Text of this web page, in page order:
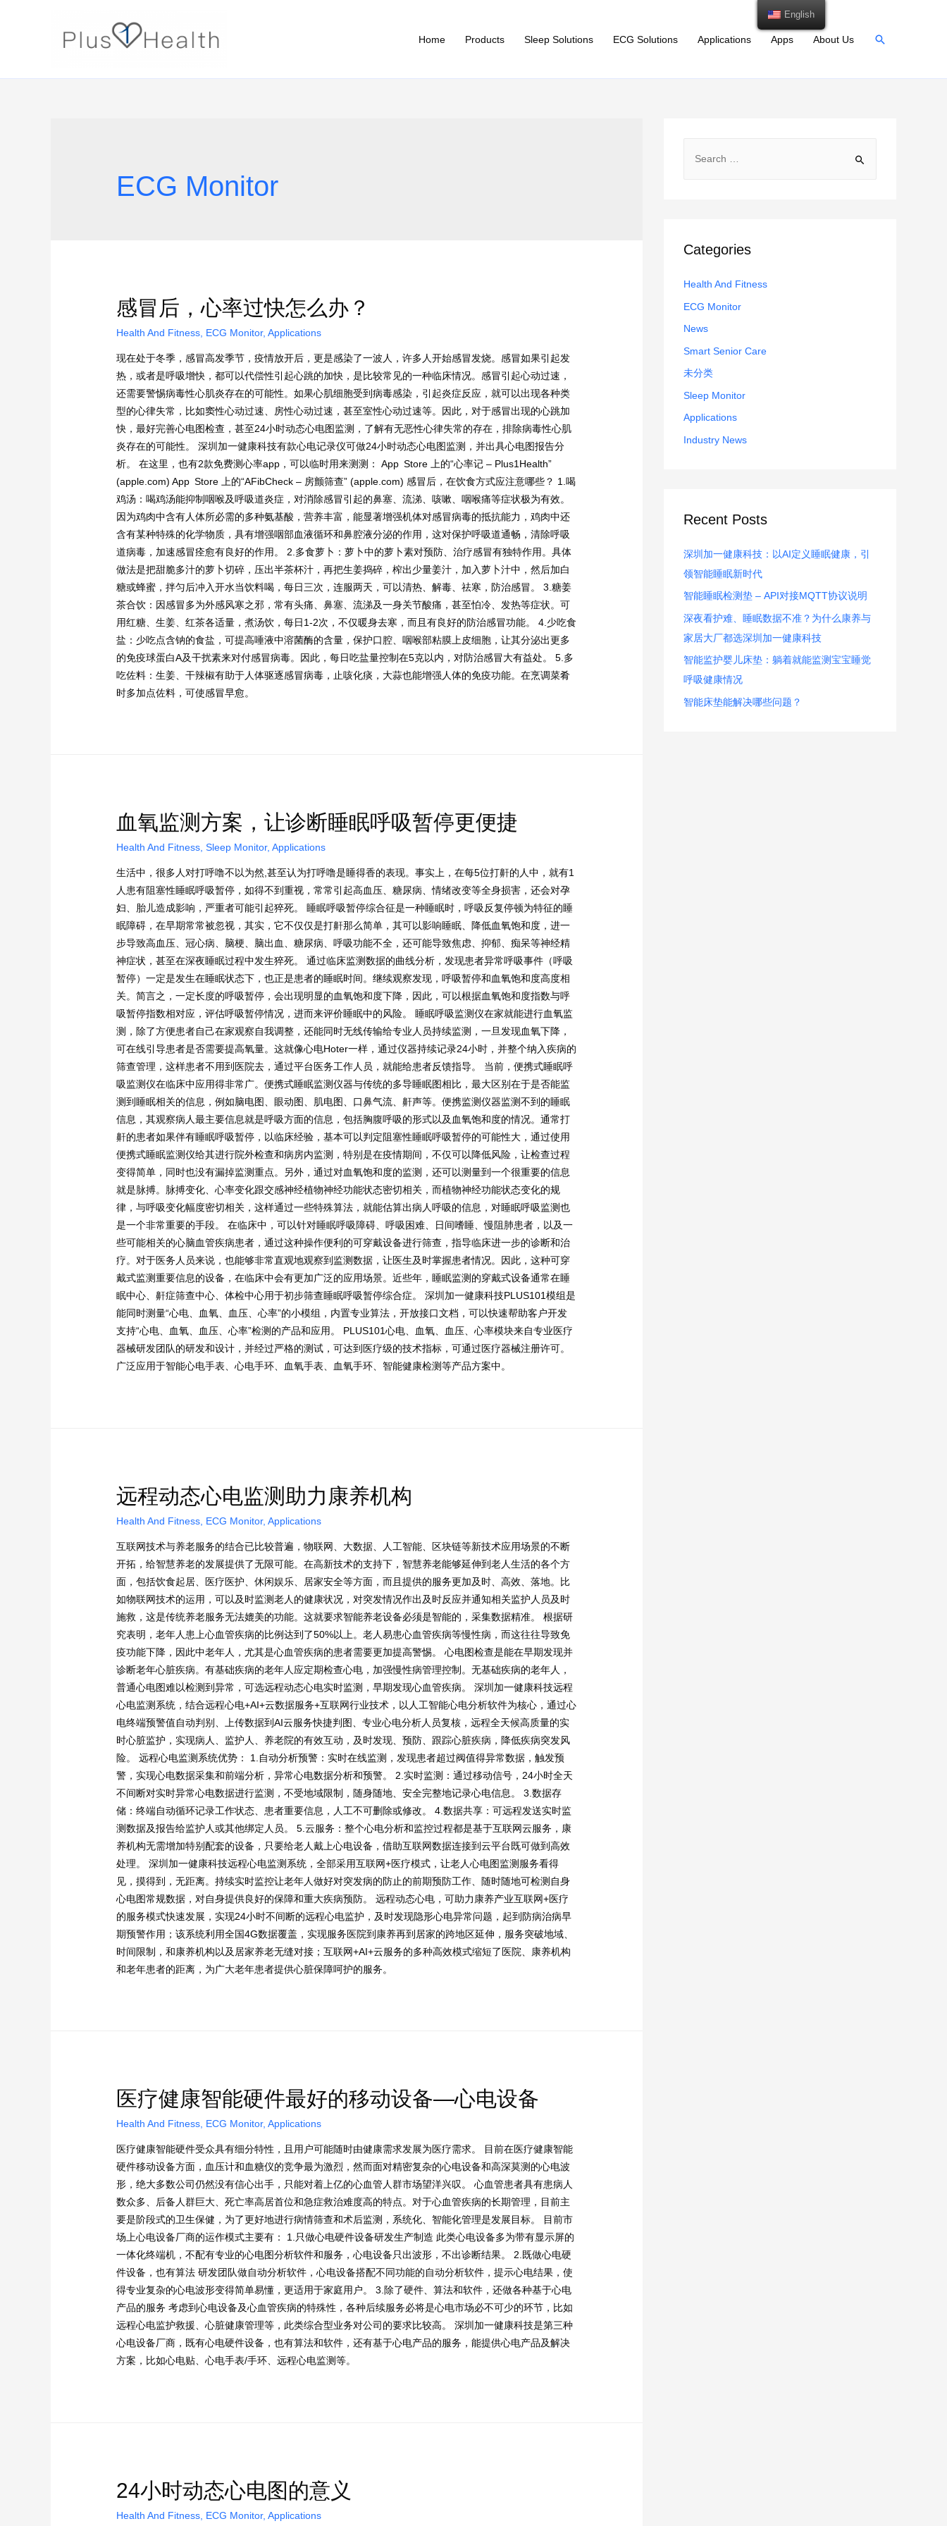
Home Products Sleep Solutions ECG Solutions Applications Apps About Us Search
ECG Monitor
感冒后，心率过快怎么办？
Health And Fitness ECG Monitor,Applications
现在处于冬季，感冒高发季节，疫情放开后，更是感染了一波人，许多人开始感冒发烧。感冒如果引起发
热，或者是呼吸增快，都可以代偿性引起心跳的加快，是比较常见的一种临床情况。感冒引起心动过速，
还需要警惕病毒性心肌炎存在的可能性。如果心肌细胞受到病毒感染，引起炎症反应，就可以出现各种类
型的心律失常，比如窦性心动过速、房性心动过速，甚至室性心动过速等。因此，对于感冒出现的心跳加
快，最好完善心电图检查，甚至24小时动态心电图监测，了解有无恶性心律失常的存在，排除病毒性心肌
炎存在的可能性。 深圳加一健康科技有款心电记录仪可做24小时动态心电图监测，并出具心电图报告分
析。 在这里，也有2款免费测心率app，可以临时用来测测： App Store 上的“心率记 – Plus1Health”
(apple.com) App Store 上的“AFibCheck – 房颤筛查” (apple.com) 感冒后，在饮食方式应注意哪些？ 1.喝
鸡汤：喝鸡汤能抑制咽喉及呼吸道炎症，对消除感冒引起的鼻塞、流涕、咳嗽、咽喉痛等症状极为有效。
因为鸡肉中含有人体所必需的多种氨基酸，营养丰富，能显著增强机体对感冒病毒的抵抗能力，鸡肉中还
含有某种特殊的化学物质，具有增强咽部血液循环和鼻腔液分泌的作用，这对保护呼吸道通畅，清除呼吸
道病毒，加速感冒痊愈有良好的作用。 2.多食萝卜：萝卜中的萝卜素对预防、治疗感冒有独特作用。具体
做法是把甜脆多汁的萝卜切碎，压出半茶杯汁，再把生姜捣碎，榨出少量姜汁，加入萝卜汁中，然后加白
糖或蜂蜜，拌匀后冲入开水当饮料喝，每日三次，连服两天，可以清热、解毒、祛寒，防治感冒。 3.糖姜
茶合饮：因感冒多为外感风寒之邪，常有头痛、鼻塞、流涕及一身关节酸痛，甚至怕冷、发热等症状。可
用红糖、生姜、红茶各适量，煮汤饮，每日1-2次，不仅暖身去寒，而且有良好的防治感冒功能。 4.少吃食
盐：少吃点含钠的食盐，可提高唾液中溶菌酶的含量，保护口腔、咽喉部粘膜上皮细胞，让其分泌出更多
的免疫球蛋白A及干扰素来对付感冒病毒。因此，每日吃盐量控制在5克以内，对防治感冒大有益处。 5.多
吃佐料：生姜、干辣椒有助于人体驱逐感冒病毒，止咳化痰，大蒜也能增强人体的免疫功能。在烹调菜肴
时多加点佐料，可使感冒早愈。
血氧监测方案，让诊断睡眠呼吸暂停更便捷
Health And Fitness,Sleep Monitor,Applications
生活中，很多人对打呼噜不以为然,甚至认为打呼噜是睡得香的表现。事实上，在每5位打鼾的人中，就有1
人患有阻塞性睡眠呼吸暂停，如得不到重视，常常引起高血压、糖尿病、情绪改变等全身损害，还会对孕
妇、胎儿造成影响，严重者可能引起猝死。 睡眠呼吸暂停综合征是一种睡眠时，呼吸反复停顿为特征的睡
眠障碍，在早期常常被忽视，其实，它不仅仅是打鼾那么简单，其可以影响睡眠、降低血氧饱和度，进一
步导致高血压、冠心病、脑梗、脑出血、糖尿病、呼吸功能不全，还可能导致焦虑、抑郁、痴呆等神经精
神症状，甚至在深夜睡眠过程中发生猝死。 通过临床监测数据的曲线分析，发现患者异常呼吸事件（呼吸
暂停）一定是发生在睡眠状态下，也正是患者的睡眠时间。继续观察发现，呼吸暂停和血氧饱和度高度相
关。简言之，一定长度的呼吸暂停，会出现明显的血氧饱和度下降，因此，可以根据血氧饱和度指数与呼
吸暂停指数相对应，评估呼吸暂停情况，进而来评价睡眠中的风险。 睡眠呼吸监测仪在家就能进行血氧监
测，除了方便患者自己在家观察自我调整，还能同时无线传输给专业人员持续监测，一旦发现血氧下降，
可在线引导患者是否需要提高氧量。这就像心电Hoter一样，通过仪器持续记录24小时，并整个纳入疾病的
筛查管理，这样患者不用到医院去，通过平台医务工作人员，就能给患者反馈指导。 当前，便携式睡眠呼
吸监测仪在临床中应用得非常广。便携式睡眠监测仪器与传统的多导睡眠图相比，最大区别在于是否能监
测到睡眠相关的信息，例如脑电图、眼动图、肌电图、口鼻气流、鼾声等。便携监测仪器监测不到的睡眠
信息，其观察病人最主要信息就是呼吸方面的信息，包括胸腹呼吸的形式以及血氧饱和度的情况。通常打
鼾的患者如果伴有睡眠呼吸暂停，以临床经验，基本可以判定阻塞性睡眠呼吸暂停的可能性大，通过使用
便携式睡眠监测仪给其进行院外检查和病房内监测，特别是在疫情期间，不仅可以降低风险，让检查过程
变得简单，同时也没有漏掉监测重点。另外，通过对血氧饱和度的监测，还可以测量到一个很重要的信息
就是脉搏。脉搏变化、心率变化跟交感神经植物神经功能状态密切相关，而植物神经功能状态变化的规
律，与呼吸变化幅度密切相关，这样通过一些特殊算法，就能估算出病人呼吸的信息，对睡眠呼吸监测也
是一个非常重要的手段。 在临床中，可以针对睡眠呼吸障碍、呼吸困难、日间嗜睡、慢阻肺患者，以及一
些可能相关的心脑血管疾病患者，通过这种操作便利的可穿戴设备进行筛查，指导临床进一步的诊断和治
疗。对于医务人员来说，也能够非常直观地观察到监测数据，让医生及时掌握患者情况。因此，这种可穿
戴式监测重要信息的设备，在临床中会有更加广泛的应用场景。近些年，睡眠监测的穿戴式设备通常在睡
眠中心、鼾症筛查中心、体检中心用于初步筛查睡眠呼吸暂停综合症。 深圳加一健康科技PLUS101模组是
能同时测量“心电、血氧、血压、心率”的小模组，内置专业算法，开放接口文档，可以快速帮助客户开发
支持“心电、血氧、血压、心率”检测的产品和应用。 PLUS101心电、血氧、血压、心率模块来自专业医疗
器械研发团队的研发和设计，并经过严格的测试，可达到医疗级的技术指标，可通过医疗器械注册许可。
广泛应用于智能心电手表、心电手环、血氧手表、血氧手环、智能健康检测等产品方案中。
远程动态心电监测助力康养机构
Health And Fitness ECG Monitor,Applications
互联网技术与养老服务的结合已比较普遍，物联网、大数据、人工智能、区块链等新技术应用场景的不断
开拓，给智慧养老的发展提供了无限可能。在高新技术的支持下，智慧养老能够延伸到老人生活的各个方
面，包括饮食起居、医疗医护、休闲娱乐、居家安全等方面，而且提供的服务更加及时、高效、落地。比
如物联网技术的运用，可以及时监测老人的健康状况，对突发情况作出及时反应并通知相关监护人员及时
施救，这是传统养老服务无法媲美的功能。这就要求智能养老设备必须是智能的，采集数据精准。 根据研
究表明，老年人患上心血管疾病的比例达到了50%以上。老人易患心血管疾病等慢性病，而这往往导致免
疫功能下降，因此中老年人，尤其是心血管疾病的患者需要更加提高警惕。 心电图检查是能在早期发现并
诊断老年心脏疾病。有基础疾病的老年人应定期检查心电，加强慢性病管理控制。无基础疾病的老年人，
普通心电图难以检测到异常，可选远程动态心电实时监测，早期发现心血管疾病。 深圳加一健康科技远程
心电监测系统，结合远程心电+AI+云数据服务+互联网行业技术，以人工智能心电分析软件为核心，通过心
电终端预警值自动判别、上传数据到AI云服务快捷判图、专业心电分析人员复核，远程全天候高质量的实
时心脏监护，实现病人、监护人、养老院的有效互动，及时发现、预防、跟踪心脏疾病，降低疾病突发风
险。 远程心电监测系统优势： 1.自动分析预警：实时在线监测，发现患者超过阀值得异常数据，触发预
警，实现心电数据采集和前端分析，异常心电数据分析和预警。 2.实时监测：通过移动信号，24小时全天
不间断对实时异常心电数据进行监测，不受地域限制，随身随地、安全完整地记录心电信息。 3.数据存
储：终端自动循环记录工作状态、患者重要信息，人工不可删除或修改。 4.数据共享：可远程发送实时监
测数据及报告给监护人或其他绑定人员。 5.云服务：整个心电分析和监控过程都是基于互联网云服务，康
养机构无需增加特别配套的设备，只要给老人戴上心电设备，借助互联网数据连接到云平台既可做到高效
处理。 深圳加一健康科技远程心电监测系统，全部采用互联网+医疗模式，让老人心电图监测服务看得
见，摸得到，无距离。持续实时监控让老年人做好对突发病的防止的前期预防工作、随时随地可检测自身
心电图常规数据，对自身提供良好的保障和重大疾病预防。 远程动态心电，可助力康养产业互联网+医疗
的服务模式快速发展，实现24小时不间断的远程心电监护，及时发现隐形心电异常问题，起到防病治病早
期预警作用；该系统利用全国4G数据覆盖，实现服务医院到康养再到居家的跨地区延伸，服务突破地域、
时间限制，和康养机构以及居家养老无缝对接；互联网+AI+云服务的多种高效模式缩短了医院、康养机构
和老年患者的距离，为广大老年患者提供心脏保障呵护的服务。
医疗健康智能硬件最好的移动设备—心电设备
Health And Fitness, ECG Monitor,Applications
医疗健康智能硬件受众具有细分特性，且用户可能随时由健康需求发展为医疗需求。 目前在医疗健康智能
硬件移动设备方面，血压计和血糖仪的竞争最为激烈，然而面对精密复杂的心电设备和高深莫测的心电波
形，绝大多数公司仍然没有信心出手，只能对着上亿的心血管人群市场望洋兴叹。 心血管患者具有患病人
数众多、后备人群巨大、死亡率高居首位和急症救治难度高的特点。对于心血管疾病的长期管理，目前主
要是阶段式的卫生保健，为了更好地进行病情筛查和术后监测，系统化、智能化管理是发展目标。 目前市
场上心电设备厂商的运作模式主要有： 1.只做心电硬件设备研发生产制造 此类心电设备多为带有显示屏的
一体化终端机，不配有专业的心电图分析软件和服务，心电设备只出波形，不出诊断结果。 2.既做心电硬
件设备，也有算法 研发团队做自动分析软件，心电设备搭配不同功能的自动分析软件，提示心电结果，使
得专业复杂的心电波形变得简单易懂，更适用于家庭用户。 3.除了硬件、算法和软件，还做各种基于心电
产品的服务 考虑到心电设备及心血管疾病的特殊性，各种后续服务必将是心电市场必不可少的环节，比如
远程心电监护救援、心脏健康管理等，此类综合型业务对公司的要求比较高。 深圳加一健康科技是第三种
心电设备厂商，既有心电硬件设备，也有算法和软件，还有基于心电产品的服务，能提供心电产品及解决
方案，比如心电贴、心电手表/手环、远程心电监测等。
24小时动态心电图的意义
Health And Fitness ECG Monitor,Applications
h
o
r
:
Categories
Health And Fitness
ECG Monitor
News
Smart Senior Care
未分类
Sleep Monitor
Applications
Industry News
Recent Posts
深圳加一健康科技：以AI定义睡眠健康，引
领智能睡眠新时代
智能睡眠检测垫 – API对接MQTT协议说明
深夜看护难、睡眠数据不准？为什么康养与
家居大厂都选深圳加一健康科技
智能监护婴儿床垫：躺着就能监测宝宝睡觉
呼吸健康情况
智能床垫能解决哪些问题？
English